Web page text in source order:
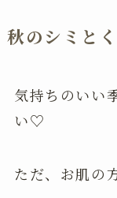
秋のシミと
気持ちのいい
い♡
ただ、お肌の